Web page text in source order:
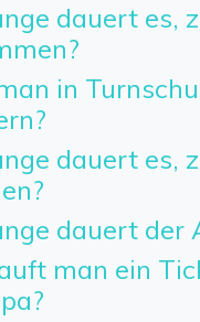
dauert es,
in
dauert es,
dauert der
man ein